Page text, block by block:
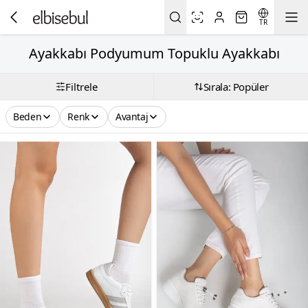
TR
Ayakkabı Podyumum Topuklu Ayakkabı
Filtrele Sırala: Popüler
Beden Renk Avantaj